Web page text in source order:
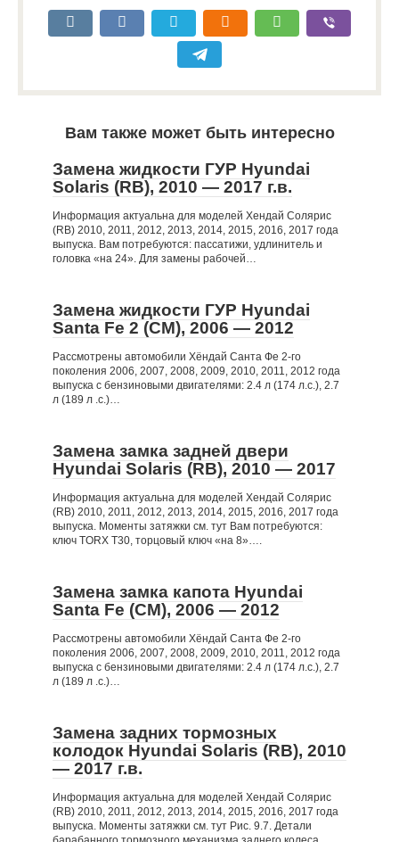
Вам также может быть интересно
Замена жидкости ГУР Hyundai
Solaris (RB), 2010 — 2017 г.в.
Информация актуальна для моделей Хендай Солярис
(RB) 2010, 2011, 2012, 2013, 2014, 2015, 2016, 2017 года
выпуска. Вам потребуются: пассатижи, удлинитель и
головка «на 24». Для замены рабочей…
Замена жидкости ГУР Hyundai
Santa Fe 2 (CM), 2006 — 2012
Рассмотрены автомобили Хёндай Санта Фе 2-го
поколения 2006, 2007, 2008, 2009, 2010, 2011, 2012 года
выпуска с бензиновыми двигателями: 2.4 л (174 л.с.), 2.7
л (189 л .с.)…
Замена замка задней двери
Hyundai Solaris (RB), 2010 — 2017
Информация актуальна для моделей Хендай Солярис
(RB) 2010, 2011, 2012, 2013, 2014, 2015, 2016, 2017 года
выпуска. Моменты затяжки см. тут Вам потребуются:
ключ TORX T30, торцовый ключ «на 8»….
Замена замка капота Hyundai
Santa Fe (CM), 2006 — 2012
Рассмотрены автомобили Хёндай Санта Фе 2-го
поколения 2006, 2007, 2008, 2009, 2010, 2011, 2012 года
выпуска с бензиновыми двигателями: 2.4 л (174 л.с.), 2.7
л (189 л .с.)…
Замена задних тормозных
колодок Hyundai Solaris (RB), 2010
— 2017 г.в.
Информация актуальна для моделей Хендай Солярис
(RB) 2010, 2011, 2012, 2013, 2014, 2015, 2016, 2017 года
выпуска. Моменты затяжки см. тут Рис. 9.7. Детали